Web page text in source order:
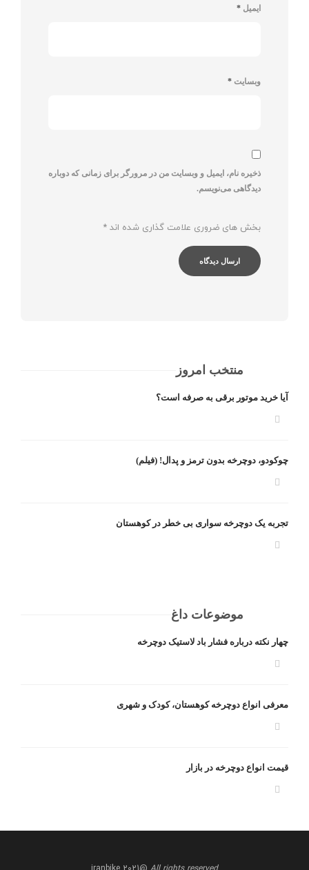
ایمیل *
وبسایت *
ذخیره نام، ایمیل و وبسایت من در مرورگر برای زمانی که دوباره
دیدگاهی می‌نویسم.
بخش های ضروری علامت گذاری شده اند *
منتخب امروز
آیا خرید موتور برقی به صرفه است؟
چوکودو، دوچرخه بدون ترمز و پدال! (فیلم)
تجربه یک دوچرخه سواری بی خطر در کوهستان
موضوعات داغ
چهار نکته درباره فشار باد لاستیک دوچرخه
معرفی انواع دوچرخه کوهستان، کودک و شهری
قیمت انواع دوچرخه در بازار